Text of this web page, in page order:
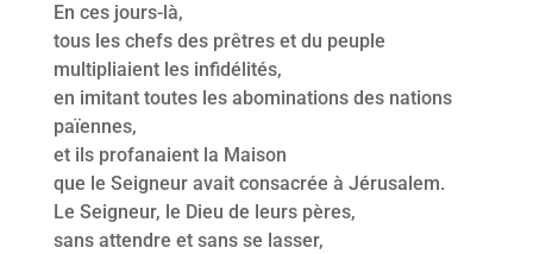
En ces jours-là,
tous les chefs des prêtres et du peuple
multipliaient les infidélités,
en imitant toutes les abominations des nations
païennes,
et ils profanaient la Maison
que le Seigneur avait consacrée à Jérusalem.
Le Seigneur, le Dieu de leurs pères,
sans attendre et sans se lasser,